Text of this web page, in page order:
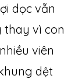
dọc vẫn
thay vì con
viên
dệt